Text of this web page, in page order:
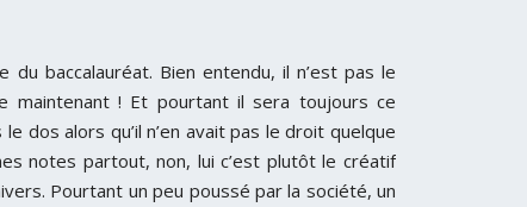
baccalauréat. Bien entendu, il n’est pas le
maintenant ! Et pourtant il sera toujours ce
dos alors qu’il n’en avait pas le droit quelque
notes partout, non, lui c’est plutôt le créatif
Pourtant un peu poussé par la société, un